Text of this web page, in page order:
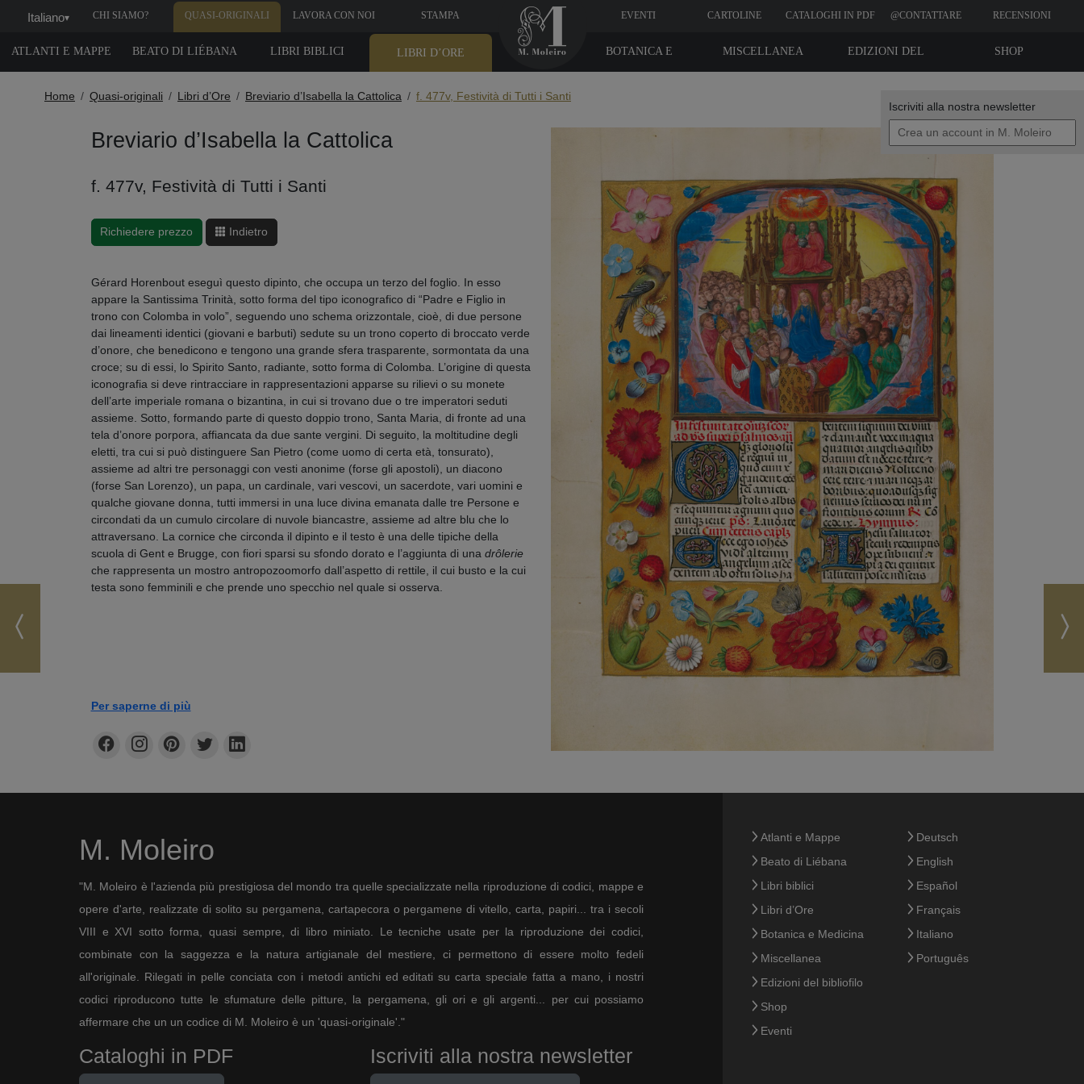
Iscriviti alla nostra newsletter
Italiano▾ CHI SIAMO? QUASI-ORIGINALI LAVORA CON NOI STAMPA EVENTI CARTOLINE CATALOGHI IN PDF @CONTATTARE RECENSIONI
ATLANTI E MAPPE BEATO DI LIÉBANA LIBRI BIBLICI LIBRI D’ORE SHOP
EDIZIONI DEL
MISCELLANEA
BOTANICA E
Home Quasi-originali Libri d’Ore Breviario d’Isabella la Cattolica f. 477v, Festività di Tutti i Santi
Breviario d’Isabella la Cattolica
f. 477v, Festività di Tutti i Santi
Richiedere prezzo Indietro
Gérard Horenbout eseguì questo dipinto, che occupa un terzo del foglio. In esso
appare la Santissima Trinità, sotto forma del tipo iconografico di “Padre e Figlio in
trono con Colomba in volo”, seguendo uno schema orizzontale, cioè, di due persone
dai lineamenti identici (giovani e barbuti) sedute su un trono coperto di broccato verde
d’onore, che benedicono e tengono una grande sfera trasparente, sormontata da una
croce; su di essi, lo Spirito Santo, radiante, sotto forma di Colomba. L’origine di questa
iconografia si deve rintracciare in rappresentazioni apparse su rilievi o su monete
dell’arte imperiale romana o bizantina, in cui si trovano due o tre imperatori seduti
assieme. Sotto, formando parte di questo doppio trono, Santa Maria, di fronte ad una
tela d’onore porpora, affiancata da due sante vergini. Di seguito, la moltitudine degli
eletti, tra cui si può distinguere San Pietro (come uomo di certa età, tonsurato),
assieme ad altri tre personaggi con vesti anonime (forse gli apostoli), un diacono
(forse San Lorenzo), un papa, un cardinale, vari vescovi, un sacerdote, vari uomini e
qualche giovane donna, tutti immersi in una luce divina emanata dalle tre Persone e
circondati da un cumulo circolare di nuvole biancastre, assieme ad altre blu che lo
attraversano. La cornice che circonda il dipinto e il testo è una delle tipiche della
scuola di Gent e Brugge, con fiori sparsi su sfondo dorato e l’aggiunta di una drôlerie
che rappresenta un mostro antropozoomorfo dall’aspetto di rettile, il cui busto e la cui
testa sono femminili e che prende uno specchio nel quale si osserva.
L’iconografia di tutti i santi della Chiesa non è molto frequente. Le prime
anziani riuniti intorno a Cristo, nella visione di San Giovanni. Poi, sono state assimilate
a illustrazioni di manoscritti de
, dove il Signore (immagine unica che
Per saperne di più
M. Moleiro
"M. Moleiro è l'azienda più prestigiosa del mondo tra quelle specializzate nella riproduzione di codici, mappe e
opere d'arte, realizzate di solito su pergamena, cartapecora o pergamene di vitello, carta, papiri... tra i secoli
VIII e XVI sotto forma, quasi sempre, di libro miniato. Le tecniche usate per la riproduzione dei codici,
combinate con la saggezza e la natura artigianale del mestiere, ci permettono di essere molto fedeli
all'originale. Rilegati in pelle conciata con i metodi antichi ed editati su carta speciale fatta a mano, i nostri
codici riproducono tutte le sfumature delle pitture, la pergamena, gli ori e gli argenti... per cui possiamo
affermare che un un codice di M. Moleiro è un 'quasi-originale'."
Cataloghi in PDF Iscriviti alla nostra newsletter
Atlanti e Mappe
Beato di Liébana
Libri biblici
Libri d’Ore
Botanica e Medicina
Miscellanea
Edizioni del bibliofilo
Shop
Eventi
Deutsch
English
Español
Français
Italiano
Português